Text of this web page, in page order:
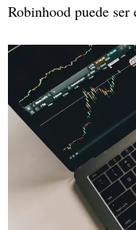
Robinhood puede